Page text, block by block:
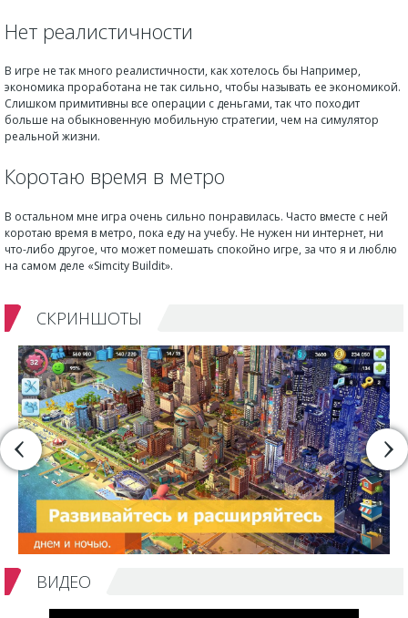
Нет реалистичности
В игре не так много реалистичности, как хотелось бы Например,
экономика проработана не так сильно, чтобы называть ее экономикой.
Слишком примитивны все операции с деньгами, так что походит
больше на обыкновенную мобильную стратегии, чем на симулятор
реальной жизни.
Коротаю время в метро
В остальном мне игра очень сильно понравилась. Часто вместе с ней
коротаю время в метро, пока еду на учебу. Не нужен ни интернет, ни
что-либо другое, что может помешать спокойно игре, за что я и люблю
на самом деле «Simcity Buildit».
СКРИНШОТЫ
ВИДЕО